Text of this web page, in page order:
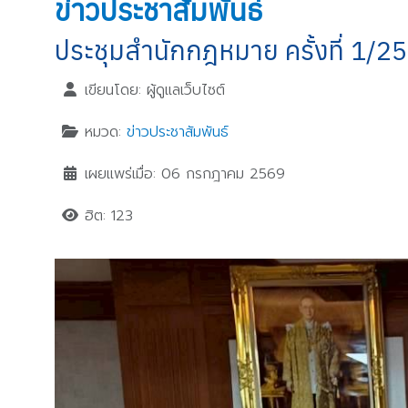
ข่าวประชาสัมพันธ์
ประชุมสำนักกฎหมาย ครั้งที่ 1/
เขียนโดย:ผู้ดูแลเว็บไซต์
หมวด:ข่าวประชาสัมพันธ์
เผยแพร่เมื่อ: 06 กรกฎาคม 2569
ฮิต: 123